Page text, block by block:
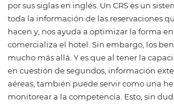
La industria del hospedaje se
competitiva. Con esto en mente,
más tecnologías que los impulsen a
eficientes, por ejemplo un Sistema
por sus siglas en inglés. Un CRS es
toda la información de las